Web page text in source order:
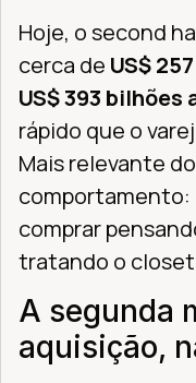
Hoje, o second
cerca de US$
US$ 393 bilhões
rápido que o
Mais relevante
comportamento:
comprar
tratando o
A segunda
aquisição,